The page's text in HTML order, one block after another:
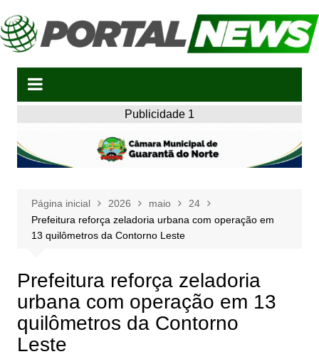
para
o
Publicidade 1
Página inicial 2026 maio
24
Prefeitura reforça zeladoria urbana com operação em
13 quilômetros da Contorno Leste
Prefeitura reforça zeladoria
urbana com operação em 13
quilômetros da Contorno
Leste